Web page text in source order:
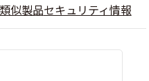
似製品セキュリティ情報